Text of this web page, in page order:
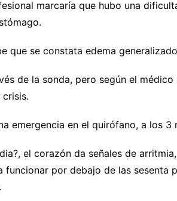
marcaría que hubo una
que se constata edema
de la sonda, pero según el
emergencia en el quirófano, a los
el corazón da señales de
funcionar por debajo de las sesenta